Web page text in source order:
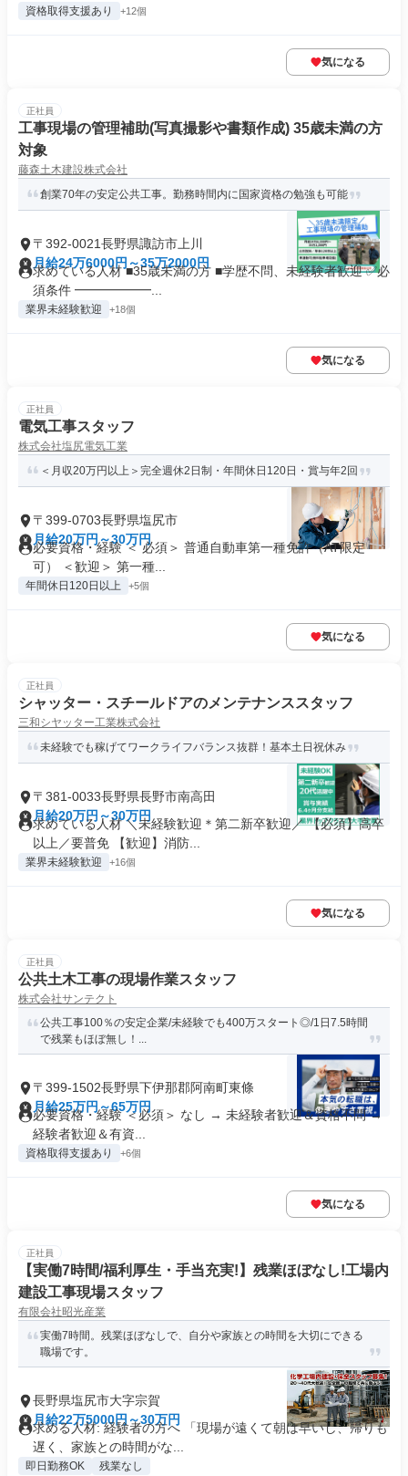
資格取得支援あり +12個
気になる
正社員
工事現場の管理補助(写真撮影や書類作成) 35歳未満の方
対象
藤森土木建設株式会社
創業70年の安定公共工事。勤務時間内に国家資格の勉強も可能
〒392-0021長野県諏訪市上川
月給24万6000円～35万2000円
求めている人材 ■35歳未満の方 ■学歴不問、未経験者歓迎 ✅必
須条件 ━━━━━━...
業界未経験歓迎 +18個
気になる
正社員
電気工事スタッフ
株式会社塩尻電気工業
＜月収20万円以上＞完全週休2日制・年間休日120日・賞与年2回
〒399-0703長野県塩尻市
月給20万円～30万円
必要資格・経験 ＜ 必須＞ 普通自動車第一種免許（AT限定
可） ＜歓迎＞ 第一種...
年間休日120日以上 +5個
気になる
正社員
シャッター・スチールドアのメンテナンススタッフ
三和シヤッター工業株式会社
未経験でも稼げてワークライフバランス抜群！基本土日祝休み
〒381-0033長野県長野市南高田
月給20万円～30万円
求めている人材 ＼未経験歓迎＊第二新卒歓迎／ 【必須】高卒
以上／要普免 【歓迎】消防...
業界未経験歓迎 +16個
気になる
正社員
公共土木工事の現場作業スタッフ
株式会社サンテクト
公共工事100％の安定企業/未経験でも400万スタート◎/1日7.5時間
で残業もほぼ無し！...
〒399-1502長野県下伊那郡阿南町東條
月給25万円～65万円
必要資格・経験 ＜必須＞ なし → 未経験者歓迎＆資格不問 →
経験者歓迎＆有資...
資格取得支援あり +6個
気になる
正社員
【実働7時間/福利厚生・手当充実!】残業ほぼなし!工場内
建設工事現場スタッフ
有限会社昭光産業
実働7時間。残業ほぼなしで、自分や家族との時間を大切にできる
職場です。
長野県塩尻市大字宗賀
月給22万5000円～30万円
求める人材: 経験者の方へ 「現場が遠くて朝は早いし、帰りも
遅く、家族との時間がな...
即日勤務OK 残業なし